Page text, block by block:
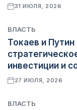
31 ИЮЛЯ, 2026
ВЛАСТЬ
Токаев и
инвестиции и
27 ИЮЛЯ, 2026
ВЛАСТЬ